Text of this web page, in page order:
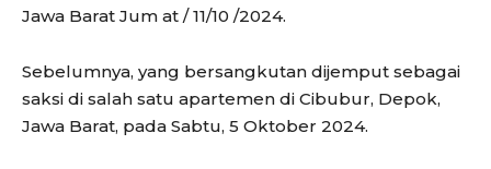
Jawa Barat Jum at / 11/10 /2024.
Sebelumnya, yang bersangkutan dijemput sebagai
saksi di salah satu apartemen di Cibubur, Depok,
Jawa Barat, pada Sabtu, 5 Oktober 2024.